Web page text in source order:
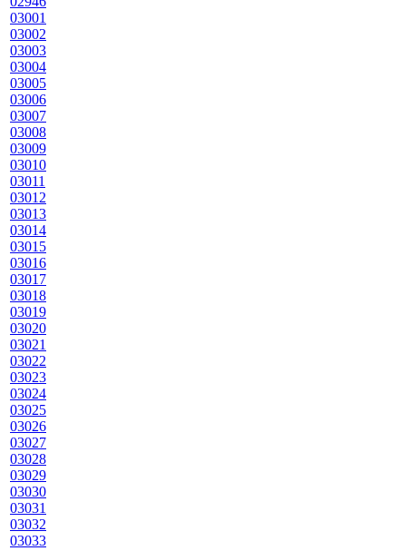
03001
03002
03003
03004
03005
03006
03007
03008
03009
03010
03011
03012
03013
03014
03015
03016
03017
03018
03019
03020
03021
03022
03023
03024
03025
03026
03027
03028
03029
03030
03031
03032
03033